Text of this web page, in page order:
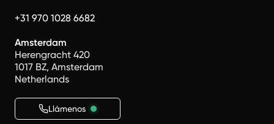
+31 970 1028 6682
Amsterdam
Herengracht 420
1017 BZ, Amsterdam
Netherlands
Llámenos